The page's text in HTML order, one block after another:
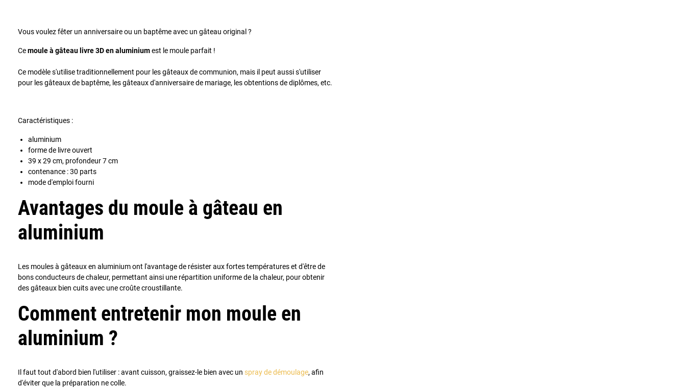
Vous voulez fêter un anniversaire ou un baptême avec un gâteau original ?
Cemoule à gâteau livre 3D en aluminiumest le moule parfait !
Ce modèle s'utilise traditionnellement pour les gâteaux de communion, mais il peut aussi s'utiliser
pour les gâteaux de baptême, les gâteaux d'anniversaire de mariage, les obtentions de diplômes, etc.
Caractéristiques :
aluminium
forme de livre ouvert
39 x 29 cm, profondeur 7 cm
contenance : 30 parts
mode d'emploi fourni
Avantages du moule à gâteau en
aluminium
Les moules à gâteaux en aluminium ont l'avantage de résister aux fortes températures et d'être de
bons conducteurs de chaleur, permettant ainsi une répartition uniforme de la chaleur, pour obtenir
des gâteaux bien cuits avec une croûte croustillante.
Comment entretenir mon moule en
aluminium ?
Il faut tout d'abord bien l'utiliser : avant cuisson, graissez-le bien avec un spray de démoulage, afin
d'éviter que la préparation ne colle.